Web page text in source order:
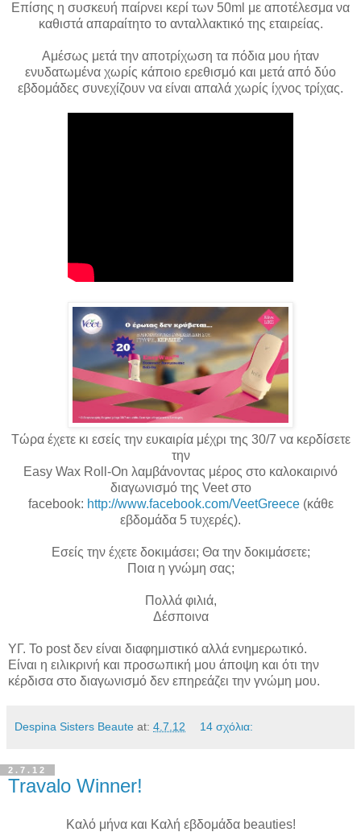
Επίσης η συσκευή παίρνει κερί των 50ml με αποτέλεσμα να
καθιστά απαραίτητο το ανταλλακτικό της εταιρείας.
Αμέσως μετά την αποτρίχωση τα πόδια μου ήταν
ενυδατωμένα χωρίς κάποιο ερεθισμό και μετά από δύο
εβδομάδες συνεχίζουν να είναι απαλά χωρίς ίχνος τρίχας.
Tώρα έχετε κι εσείς την ευκαιρία μέχρι της 30/7 να κερδίσετε
την
Easy Wax Roll-On λαμβάνοντας μέρος στο καλοκαιρινό
διαγωνισμό της Veet στο
facebook: http://www.facebook.com/VeetGreece(κάθε
εβδομάδα 5 τυχερές).
Εσείς την έχετε δοκιμάσει; Θα την δοκιμάσετε;
Ποια η γνώμη σας;
Πολλά φιλιά,
Δέσποινα
ΥΓ. Το post δεν είναι διαφημιστικό αλλά ενημερωτικό.
Είναι η ειλικρινή και προσωπική μου άποψη και ότι την
κέρδισα στο διαγωνισμό δεν επηρεάζει την γνώμη μου.
Despina Sisters Beaute at: 4.7.12 14 σχόλια:
2.7.12
Travalo Winner!
Καλό μήνα και Καλή εβδομάδα beauties!